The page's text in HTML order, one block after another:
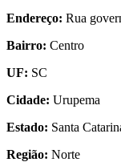
Endereço: Rua
Bairro: Centro
UF: SC
Cidade: Urupema
Estado: Santa
Região: Norte